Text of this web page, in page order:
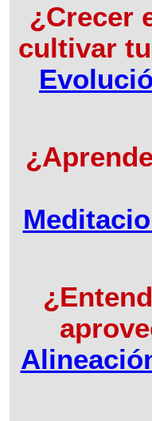
¿Crecer
cultivar